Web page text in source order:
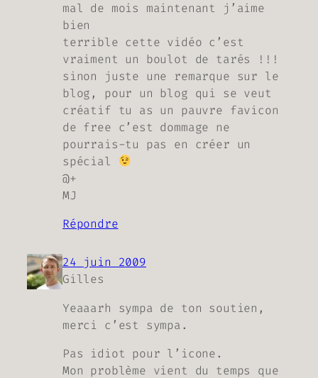
mal de mois maintenant j’aime
bien
terrible cette vidéo c’est
vraiment un boulot de tarés !!!
sinon juste une remarque sur le
blog, pour un blog qui se veut
créatif tu as un pauvre favicon
de free c’est dommage ne
pourrais-tu pas en créer un
spécial
@+
MJ
Répondre
24 juin 2009
Gilles
Yeaaarh sympa de ton soutien,
merci c’est sympa.
Pas idiot pour l’icone.
Mon problème vient du temps que